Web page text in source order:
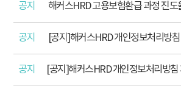
공지
공지
공지